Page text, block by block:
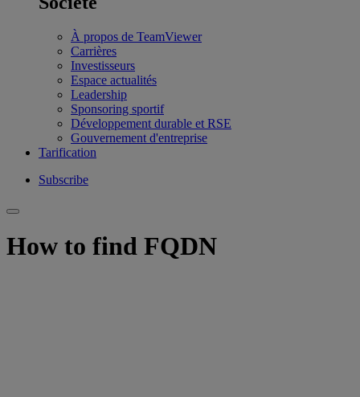
À propos de TeamViewer
Carrières
Investisseurs
Espace actualités
Leadership
Sponsoring sportif
Développement durable et RSE
Gouvernement d'entreprise
Tarification
Subscribe
How to find FQDN